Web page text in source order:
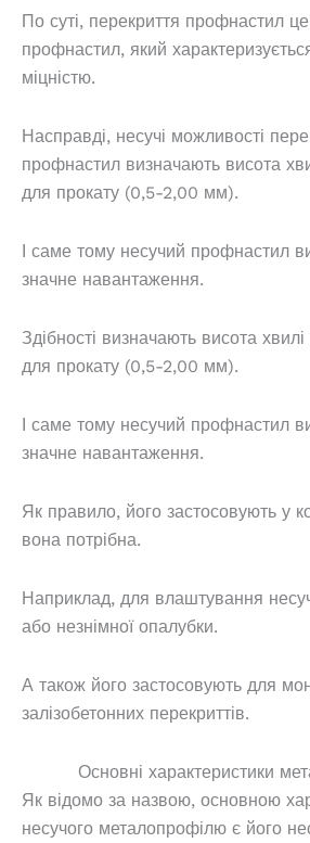
По суті, перекриття профнастил
профнастил, який
міцністю.
Насправді, несучі можливості
профнастил визначають висота
для прокату (0,5-2,00 мм).
І саме тому несучий профнастил
значне навантаження.
Здібності визначають висота
для прокату (0,5-2,00 мм).
І саме тому несучий профнастил
значне навантаження.
Як правило, його застосовують у
вона потрібна.
Наприклад, для влаштування
або незнімної опалубки.
А також його застосовують для
залізобетонних перекриттів.
Основні характеристики
Як відомо за назвою, основною
несучого металопрофілю є його